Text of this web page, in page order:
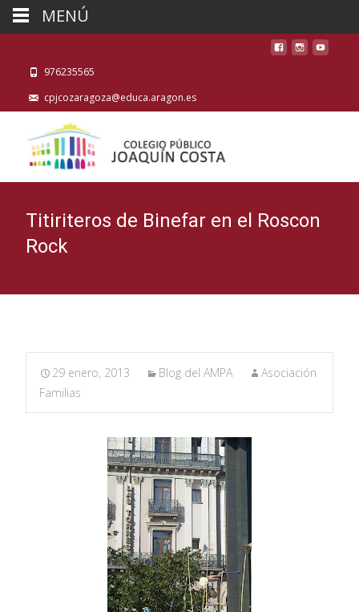
976235565
cpjcozaragoza@educa.aragon.es
Titiriteros de Binefar en el Roscon
Rock
29 enero, 2013 Blog del AMPA
Asociación
Familias
MENÚ